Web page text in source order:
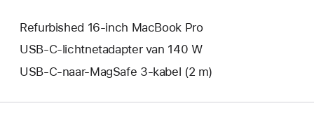
Refurbished 16‑inch MacBook Pro
USB‑C-lichtnetadapter van 140 W
USB‑C-naar-MagSafe 3-kabel (2 m)